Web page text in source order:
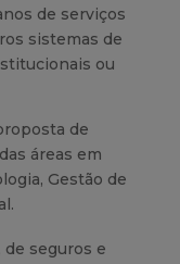
de serviços
sistemas de
ou
de
áreas em
Gestão de
de seguros e